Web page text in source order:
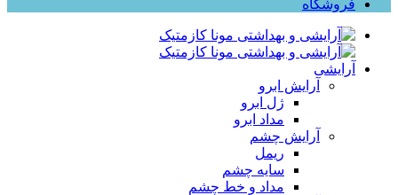
فروشگاه
آرایشی
آرایش ابرو
ژل ابرو
مداد ابرو
آرایش چشم
ریمل
سایه چشم
مداد و خط چشم